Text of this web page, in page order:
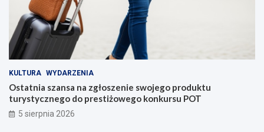
KULTURA WYDARZENIA
Ostatnia szansa na zgłoszenie swojego produktu
turystycznego do prestiżowego konkursu POT
5 sierpnia 2026